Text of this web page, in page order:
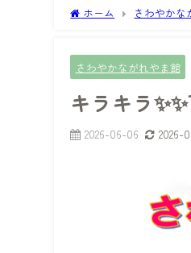
ホーム さわやかな
さわやかながれやま館
キラキラ
2026-06-06 2026-